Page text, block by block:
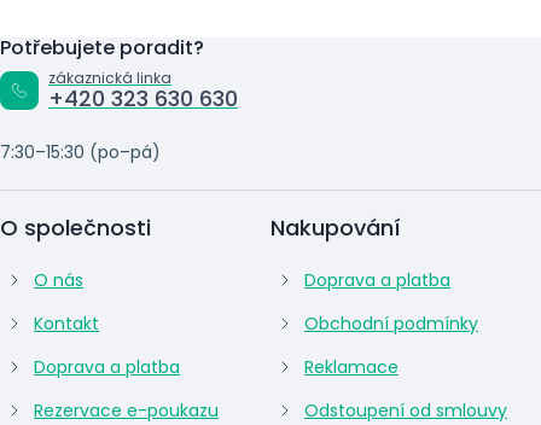
Potřebujete poradit?
zákaznická linka
+420 323 630 630
7:30–15:30 (po–pá)
O společnosti
O nás
Kontakt
Doprava a platba
Rezervace e-poukazu
Nakupování
Doprava a platba
Obchodní podmínky
Reklamace
Odstoupení od smlouvy